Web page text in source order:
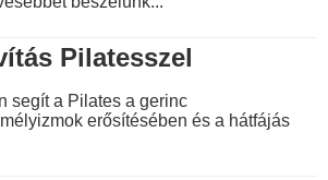
Pilatesszel
segít a Pilates a gerinc
erősítésében és a hátfájás